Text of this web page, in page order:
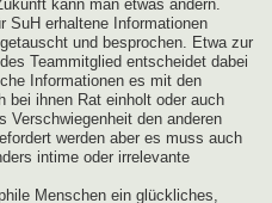
kann man etwas ändern.
SuH erhaltene Informationen
und besprochen. Etwa zur
Teammitglied entscheidet dabei
Informationen es mit den
bei ihnen Rat einholt oder auch
Verschwiegenheit den anderen
werden aber es muss auch
intime oder irrelevante
Menschen ein glückliches,